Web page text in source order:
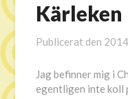
Kärleken
Publicerat den
Jag befinner mig i
egentligen inte koll